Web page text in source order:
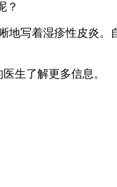
？
地写着湿疹性皮炎
生了解更多信息。